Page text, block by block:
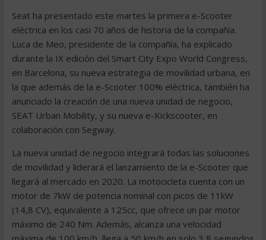
Seat ha presentado este martes la primera e-Scooter
eléctrica en los casi 70 años de historia de la compañía.
Luca de Meo, presidente de la compañía, ha explicado
durante la IX edición del Smart City Expo World Congress,
en Barcelona, su nueva estrategia de movilidad urbana, en
la que además de la e-Scooter 100% eléctrica, también ha
anunciado la creación de una nueva unidad de negocio,
SEAT Urban Mobility, y su nueva e-Kickscooter, en
colaboración con Segway.
La nueva unidad de negocio integrará todas las soluciones
de movilidad y liderará el lanzamiento de la e-Scooter que
llegará al mercado en 2020. La motocicleta cuenta con un
motor de 7kW de potencia nominal con picos de 11kW
(14,8 CV), equivalente a 125cc, que ofrece un par motor
máximo de 240 Nm. Además, alcanza una velocidad